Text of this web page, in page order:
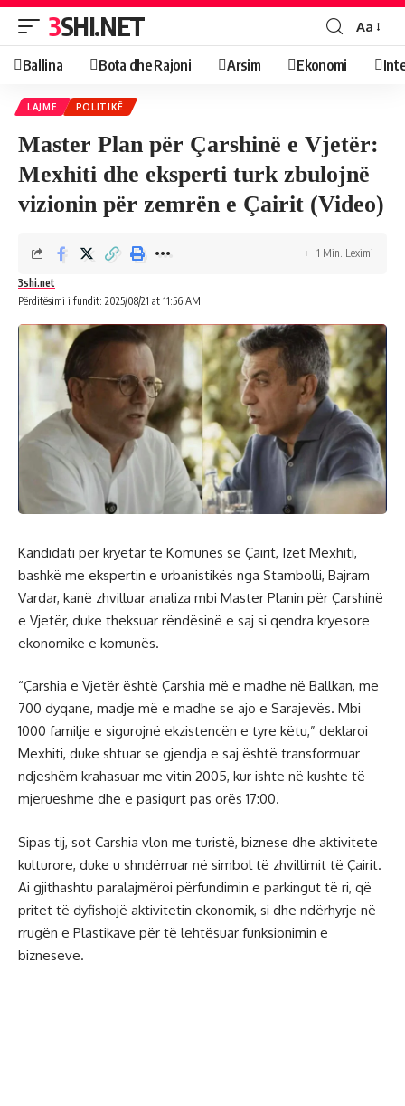
3SHI.NET Aa
Ballina Bota dhe Rajoni Arsim Ekonomi
LAJME POLITIKË
Master Plan për Çarshinë e Vjetër:
Mexhiti dhe eksperti turk zbulojnë
vizionin për zemrën e Çairit (Video)
Përditësimi i fundit: 2025/08/21 at 11:56 AM
3shi.net
1 Min. Leximi
Kandidati për kryetar të Komunës së Çairit, Izet Mexhiti,
bashkë me ekspertin e urbanistikës nga Stambolli, Bajram
Vardar, kanë zhvilluar analiza mbi Master Planin për Çarshinë
e Vjetër, duke theksuar rëndësinë e saj si qendra kryesore
ekonomike e komunës.
“Çarshia e Vjetër është Çarshia më e madhe në Ballkan, me
700 dyqane, madje më e madhe se ajo e Sarajevës. Mbi
1000 familje e sigurojnë ekzistencën e tyre këtu,” deklaroi
Mexhiti, duke shtuar se gjendja e saj është transformuar
ndjeshëm krahasuar me vitin 2005, kur ishte në kushte të
mjerueshme dhe e pasigurt pas orës 17:00.
Sipas tij, sot Çarshia vlon me turistë, biznese dhe aktivitete
kulturore, duke u shndërruar në simbol të zhvillimit të Çairit.
Ai gjithashtu paralajmëroi përfundimin e parkingut të ri, që
pritet të dyfishojë aktivitetin ekonomik, si dhe ndërhyrje në
rrugën e Plastikave për të lehtësuar funksionimin e
bizneseve.